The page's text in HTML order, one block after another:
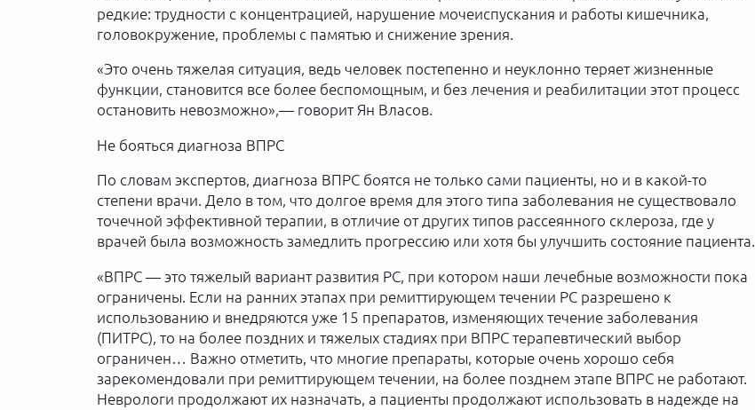
редкие: трудности с концентрацией, нарушение мочеиспускания и работы кишечника,
головокружение, проблемы с памятью и снижение зрения.
«Это очень тяжелая ситуация, ведь человек постепенно и неуклонно теряет жизненные
функции, становится все более беспомощным, и без лечения и реабилитации этот процесс
остановить невозможно»,— говорит Ян Власов.
Не бояться диагноза ВПРС
По словам экспертов, диагноза ВПРС боятся не только сами пациенты, но и в какой-то
степени врачи. Дело в том, что долгое время для этого типа заболевания не существовало
точечной эффективной терапии, в отличие от других типов рассеянного склероза, где у
врачей была возможность замедлить прогрессию или хотя бы улучшить состояние пациента.
«ВПРС — это тяжелый вариант развития РС, при котором наши лечебные возможности пока
ограничены. Если на ранних этапах при ремиттирующем течении РС разрешено к
использованию и внедряются уже 15 препаратов, изменяющих течение заболевания
(ПИТРС), то на более поздних и тяжелых стадиях при ВПРС терапевтический выбор
ограничен… Важно отметить, что многие препараты, которые очень хорошо себя
зарекомендовали при ремиттирующем течении, на более позднем этапе ВПРС не работают.
Неврологи продолжают их назначать, а пациенты продолжают использовать в надежде на